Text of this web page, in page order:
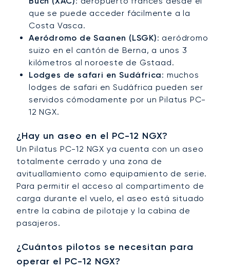
que se puede acceder fácilmente a la
Costa Vasca.
Aeródromo de Saanen (LSGK): aeródromo
suizo en el cantón de Berna, a unos 3
kilómetros al noroeste de Gstaad.
Lodges de safari en Sudáfrica: muchos
lodges de safari en Sudáfrica pueden ser
servidos cómodamente por un Pilatus PC-
12 NGX.
¿Hay un aseo en el PC-12 NGX?
Un Pilatus PC-12 NGX ya cuenta con un aseo
totalmente cerrado y una zona de
avituallamiento como equipamiento de serie.
Para permitir el acceso al compartimento de
carga durante el vuelo, el aseo está situado
entre la cabina de pilotaje y la cabina de
pasajeros.
¿Cuántos pilotos se necesitan para
operar el PC-12 NGX?